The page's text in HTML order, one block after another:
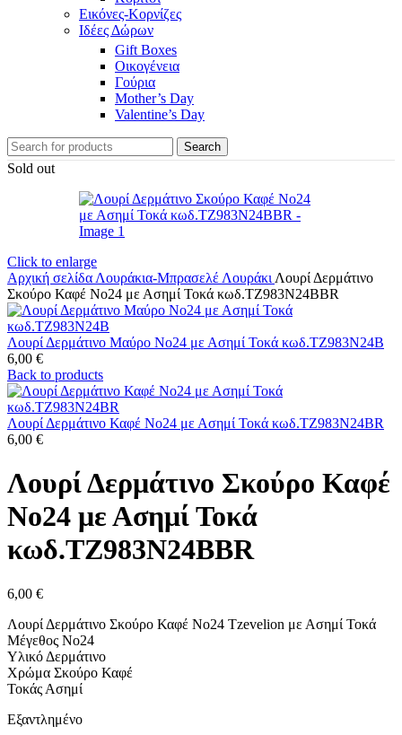
Εικόνες-Κορνίζες
Ιδέες Δώρων
Gift Boxes
Οικογένεια
Γούρια
Mother’s Day
Valentine’s Day
Search
Sold out
Click to enlarge
Αρχική σελίδα Λουράκια-Μπρασελέ Λουράκι Λουρί Δερμάτινο
Σκούρο Καφέ No24 με Ασημί Τοκά κωδ.TZ983N24BBR
Λουρί Δερμάτινο Μαύρο No24 με Ασημί Τοκά κωδ.TZ983N24B
6,00 €
Back to products
Λουρί Δερμάτινο Καφέ No24 με Ασημί Τοκά κωδ.TZ983N24BR
6,00 €
Λουρί Δερμάτινο Σκούρο Καφέ
No24 με Ασημί Τοκά
κωδ.TZ983N24BBR
6,00 €
Λουρί Δερμάτινο Σκούρο Καφέ No24 Tzevelion με Ασημί Τοκά
Μέγεθος Νο24
Υλικό Δερμάτινο
Χρώμα Σκούρο Καφέ
Τοκάς Ασημί
Εξαντλημένο